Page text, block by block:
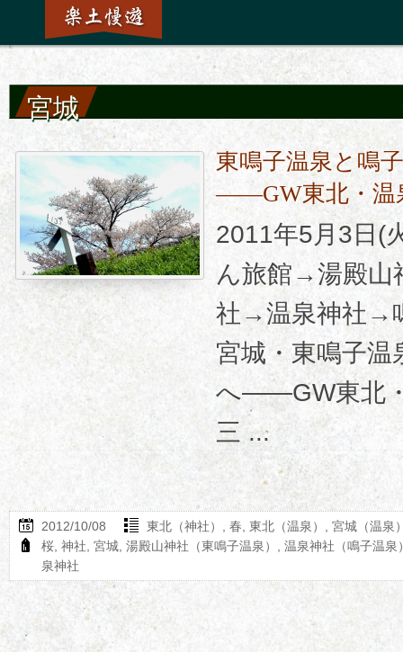
宮城
東鳴子温泉と鳴
――GW東北・
2011年5月3日(
ん旅館→湯殿山
社→温泉神社→
宮城・東鳴子
へ――GW東北
三 ...
2012/10/08 東北（神社） 春 東北（温泉）
宮城（温泉
桜 神社 宮城 湯殿山神社（東鳴子温泉）
温泉神社（鳴子温泉
泉神社